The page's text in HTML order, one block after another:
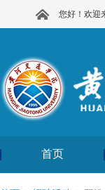
您好！欢迎
首页